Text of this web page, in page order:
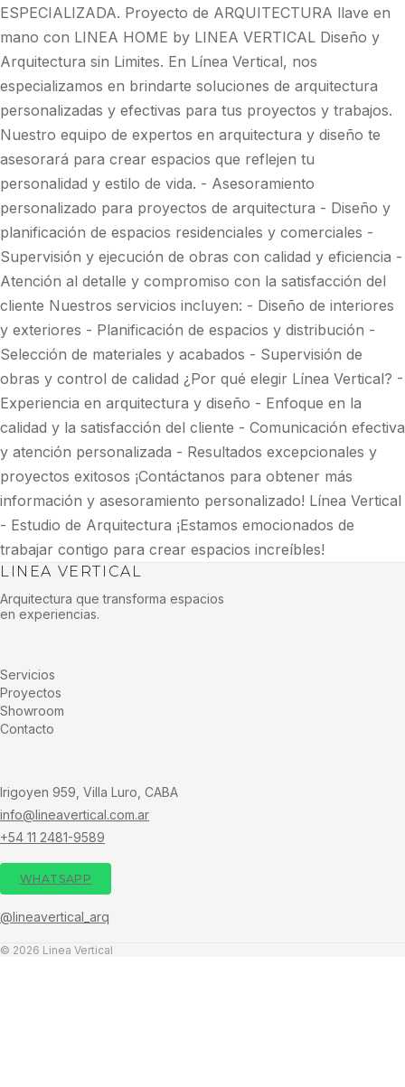
ESPECIALIZADA. Proyecto de ARQUITECTURA llave en
mano con LINEA HOME by LINEA VERTICAL Diseño y
Arquitectura sin Limites. En Línea Vertical, nos
especializamos en brindarte soluciones de arquitectura
personalizadas y efectivas para tus proyectos y trabajos.
Nuestro equipo de expertos en arquitectura y diseño te
asesorará para crear espacios que reflejen tu
personalidad y estilo de vida. - Asesoramiento
personalizado para proyectos de arquitectura - Diseño y
planificación de espacios residenciales y comerciales -
Supervisión y ejecución de obras con calidad y eficiencia -
Atención al detalle y compromiso con la satisfacción del
cliente Nuestros servicios incluyen: - Diseño de interiores
y exteriores - Planificación de espacios y distribución -
Selección de materiales y acabados - Supervisión de
obras y control de calidad ¿Por qué elegir Línea Vertical? -
Experiencia en arquitectura y diseño - Enfoque en la
calidad y la satisfacción del cliente - Comunicación efectiva
y atención personalizada - Resultados excepcionales y
proyectos exitosos ¡Contáctanos para obtener más
información y asesoramiento personalizado! Línea Vertical
- Estudio de Arquitectura ¡Estamos emocionados de
trabajar contigo para crear espacios increíbles!
LINEA VERTICAL
Arquitectura que transforma espacios
en experiencias.
Servicios
Proyectos
Showroom
Contacto
Irigoyen 959, Villa Luro, CABA
info@lineavertical.com.ar
+54 11 2481-9589
WHATSAPP
@lineavertical_arq
© 2026 Linea Vertical